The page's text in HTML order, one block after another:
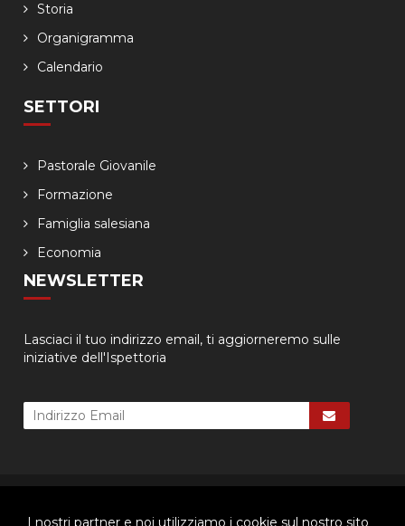
I nostri partner e noi utilizziamo i cookie sul nostro sito
Storia
Organigramma
Calendario
SETTORI
Pastorale Giovanile
Formazione
Famiglia salesiana
Economia
NEWSLETTER
Lasciaci il tuo indirizzo email, ti aggiorneremo sulle
iniziative dell'Ispettoria